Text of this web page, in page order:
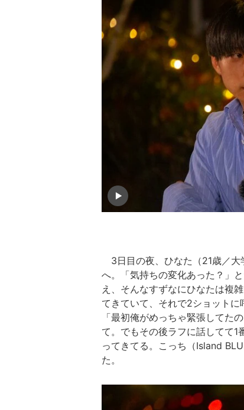
3日目の夜、ひなた（21歳／大
へ。「気持ちの変化あった？」
え、そんなすずなにひなたは複
てきていて、それで2ショットに
「最初俺がめっちゃ緊張してた
て。でもその後ラフに話してて
ってきてる。こっち（Island
た。